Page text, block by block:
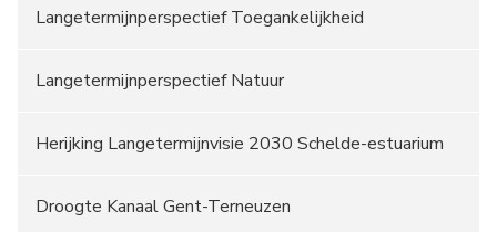
Langetermijnperspectief Toegankelijkheid
Langetermijnperspectief Natuur
Herijking Langetermijnvisie 2030 Schelde-estuarium
Droogte Kanaal Gent-Terneuzen